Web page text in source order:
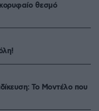
θεσμό
Το Mοντέλο που